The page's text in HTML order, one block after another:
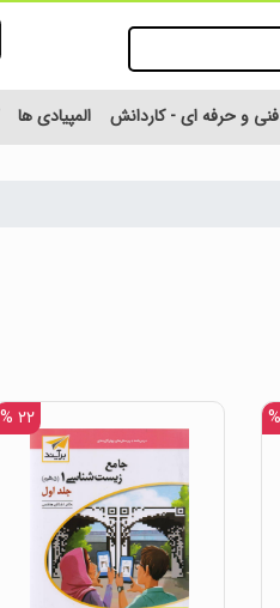
فنی و حرفه ای - کاردانش المپیادی ها
۲۲ %